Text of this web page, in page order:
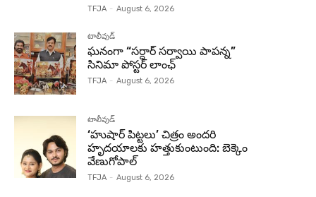
TFJA - August 6, 2026
టాలీవుడ్
ఘనంగా “సర్దార్ సర్వాయి పాపన్న”
సినిమా పోస్టర్ లాంఛ్
TFJA - August 6, 2026
టాలీవుడ్
‘హుషార్‌ పిట్టలు’ చిత్రం అందరి
హృదయాలకు హత్తుకుంటుంది: బెక్కెం
వేణుగోపాల్‌
TFJA - August 6, 2026